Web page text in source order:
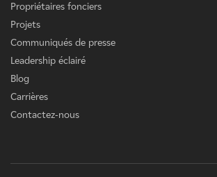
Propriétaires fonciers
Projets
Communiqués de presse
Leadership éclairé
Blog
Carrières
Contactez-nous